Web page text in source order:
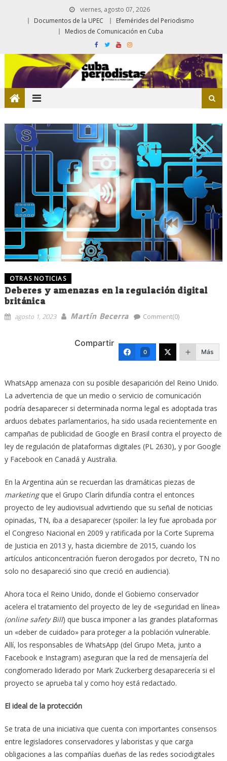
viernes, agosto 07, 2026
Documentos de la UPEC
Efemérides del Periodismo
Medios de Comunicación en Cuba
OTRAS NOTICIAS
Deberes y amenazas en la regulación digital
británica
agosto 1, 2023 Martín Becerra Comment(0)
Compartir
0 Más
WhatsApp amenaza con su posible desaparición del Reino Unido.
La advertencia de que un medio o servicio de comunicación
podría desaparecer si determinada norma legal es adoptada tras
arduos debates parlamentarios, ha sido usada recientemente en
campañas de publicidad de Google en Brasil contra el proyecto de
ley de regulación de plataformas digitales (PL 2630), y por Google
y Facebook en Canadá y Australia.
En la Argentina aún se recuerdan las dramáticas piezas de
marketingque el Grupo Clarín difundía contra el entonces
proyecto de ley audiovisual advirtiendo que su señal de noticias
opinadas, TN, iba a desaparecer (spoiler: la ley fue aprobada por
el Congreso Nacional en 2009 y ratificada por la Corte Suprema
de Justicia en 2013 y, hasta diciembre de 2015, cuando los
artículos anticoncentración fueron derogados por decreto, TN no
solo no desapareció sino que creció en audiencia).
Ahora toca el Reino Unido, donde el Gobierno conservador
acelera el tratamiento del proyecto de ley de «seguridad en línea»
(online safety Bill) que busca imponer a las grandes plataformas
un «deber de cuidado» para proteger a la población vulnerable.
Allí, los responsables de WhatsApp (del Grupo Meta, junto a
Facebook e Instagram) aseguran que la red de mensajería del
conglomerado liderado por Mark Zuckerberg desaparecería si el
proyecto se aprueba tal y como hoy está redactado.
El ideal de la protección
Se trata de una iniciativa que cuenta con importantes consensos
entre legisladores conservadores y laboristas y que carga
obligaciones a las compañías dueñas de las redes sociodigitales